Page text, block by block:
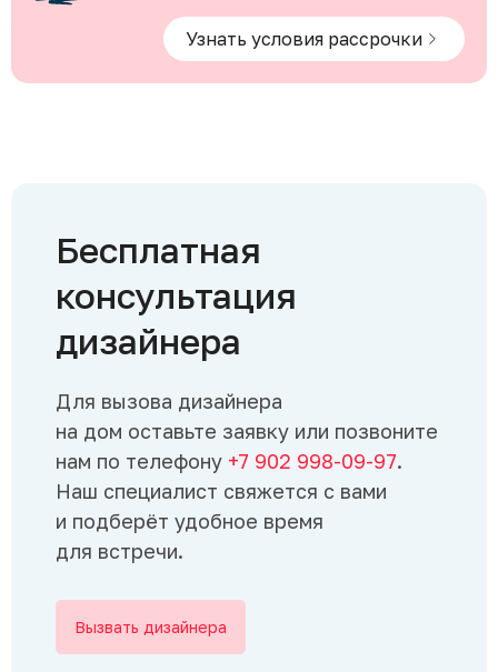
Узнать условия рассрочки
Бесплатная
консультация
дизайнера
Для вызова дизайнера
на дом оставьте заявку или позвоните
нам по телефону +7 902 998-09-97.
Наш специалист свяжется с вами
и подберёт удобное время
для встречи.
Вызвать дизайнера